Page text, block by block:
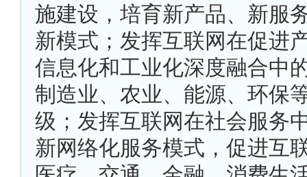
施建设，培育新产品、新服
新模式；发挥互联网在促进
信息化和工业化深度融合中
制造业、农业、能源、环保
级；发挥互联网在社会服务
新网络化服务模式，促进互